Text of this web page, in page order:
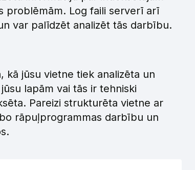
problēmām. Log faili serverī arī
var palīdzēt analizēt tās darbību.
kā jūsu vietne tiek analizēta un
lapām vai tās ir tehniski
Pareizi strukturēta vietne ar
rāpuļprogrammas darbību un